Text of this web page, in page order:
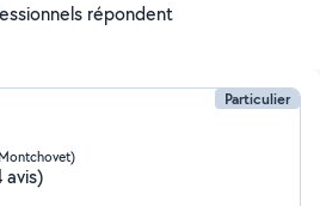
répondent
Particulier
avis)